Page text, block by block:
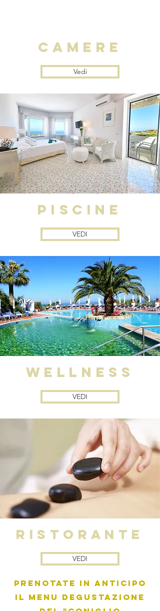
camere
Vedi
PISCINE
VEDI
WELLNESS
VEDI
RISTORANTE
VEDI
Prenotate in anticipo
il Menu degustazione